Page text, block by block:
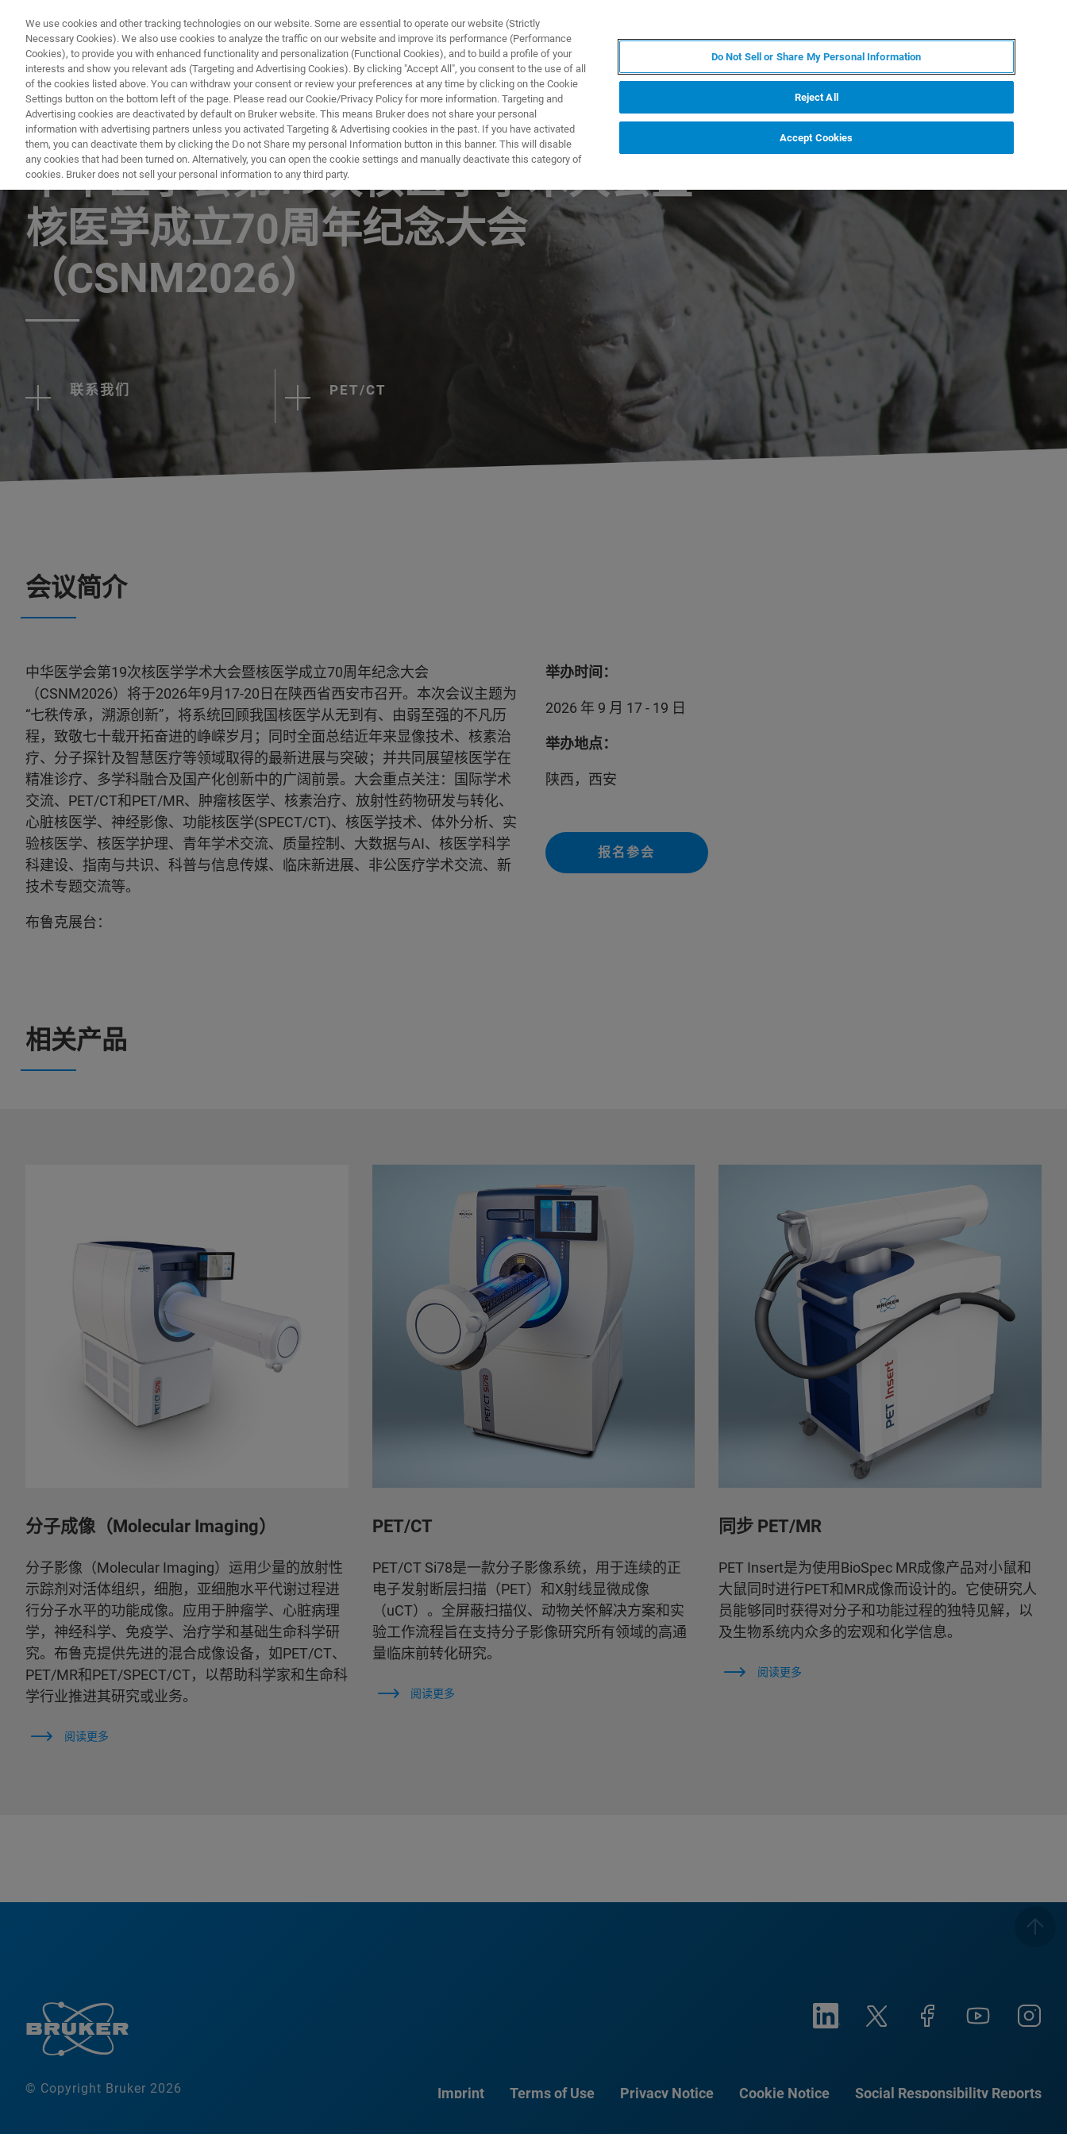
产品与解决方案
EVENT - CHINA
中华医学会第19次核医学学术大会暨
核医学成立70周年纪念大会
（CSNM2026）
联系我们 PET/CT
会议简介
中华医学会第19次核医学学术大会暨核医学成立70周年纪念大会
（CSNM2026）将于2026年9月17-20日在陕西省西安市召开。本次会议主题为
“七秩传承，溯源创新”，将系统回顾我国核医学从无到有、由弱至强的不凡历
程，致敬七十载开拓奋进的峥嵘岁月；同时全面总结近年来显像技术、核素治
疗、分子探针及智慧医疗等领域取得的最新进展与突破；并共同展望核医学在
精准诊疗、多学科融合及国产化创新中的广阔前景。大会重点关注：国际学术
交流、PET/CT和PET/MR、肿瘤核医学、核素治疗、放射性药物研发与转化、
心脏核医学、神经影像、功能核医学(SPECT/CT)、核医学技术、体外分析、实
验核医学、核医学护理、青年学术交流、质量控制、大数据与AI、核医学科学
科建设、指南与共识、科普与信息传媒、临床新进展、非公医疗学术交流、新
技术专题交流等。
布鲁克展台：
举办时间：
2026 年 9 月 17 - 19 日
举办地点：
陕西，西安
报名参会
相关产品
分子成像（Molecular Imaging）
分子影像（Molecular Imaging）运用少量的放射性
示踪剂对活体组织，细胞，亚细胞水平代谢过程进
行分子水平的功能成像。应用于肿瘤学、心脏病理
学，神经科学、免疫学、治疗学和基础生命科学研
究。布鲁克提供先进的混合成像设备，如PET/CT、
PET/MR和PET/SPECT/CT，以帮助科学家和生命科
学行业推进其研究或业务。
阅读更多
PET/CT
PET/CT Si78是一款分子影像系统，用于连续的正
电子发射断层扫描（PET）和X射线显微成像
（uCT）。全屏蔽扫描仪、动物关怀解决方案和实
验工作流程旨在支持分子影像研究所有领域的高通
量临床前转化研究。
阅读更多
同步 PET/MR
PET Insert是为使用BioSpec MR成像产品对小鼠和
大鼠同时进行PET和MR成像而设计的。它使研究人
员能够同时获得对分子和功能过程的独特见解，以
及生物系统内众多的宏观和化学信息。
阅读更多
© Copyright Bruker 2026 Imprint Terms of Use Privacy Notice Cookie Notice Social Responsibility Reports
We use cookies and other tracking technologies on our website. Some are essential to operate our website (Strictly
Necessary Cookies). We also use cookies to analyze the traffic on our website and improve its performance (Performance
Cookies), to provide you with enhanced functionality and personalization (Functional Cookies), and to build a profile of your
interests and show you relevant ads (Targeting and Advertising Cookies). By clicking "Accept All", you consent to the use of all
of the cookies listed above. You can withdraw your consent or review your preferences at any time by clicking on the Cookie
Settings button on the bottom left of the page. Please read our Cookie/Privacy Policy for more information. Targeting and
Advertising cookies are deactivated by default on Bruker website. This means Bruker does not share your personal
information with advertising partners unless you activated Targeting & Advertising cookies in the past. If you have activated
them, you can deactivate them by clicking the Do not Share my personal Information button in this banner. This will disable
any cookies that had been turned on. Alternatively, you can open the cookie settings and manually deactivate this category of
cookies. Bruker does not sell your personal information to any third party.
Do Not Sell or Share My Personal Information
Reject All
Accept Cookies